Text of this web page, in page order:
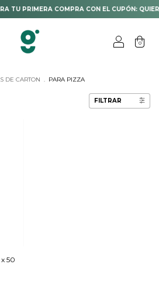
TU PRIMERA COMPRA CON EL CUPÓN:
0
DE CARTON . PARA PIZZA
FILTRAR
50